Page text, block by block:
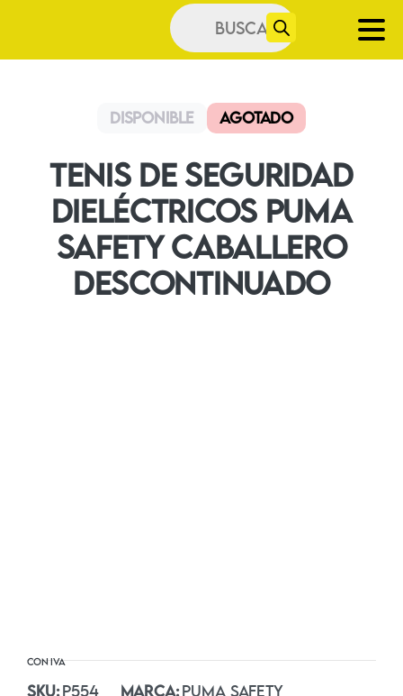
Búsqueda
de
productos
Disponible Agotado
Tenis De Seguridad
Dieléctricos Puma
Safety Caballero
DESCONTINUADO
SKU: P554 MARCA: PUMA SAFETY